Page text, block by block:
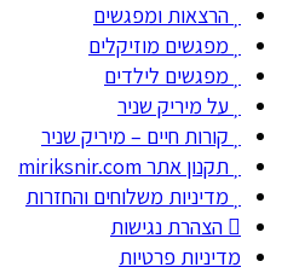
הרצאות ומפגשים
מפגשים מוזיקלים
מפגשים לילדים
על מיריק שניר
קורות חיים – מיריק שניר
תקנון אתר miriksnir.com
מדיניות משלוחים והחזרות
הצהרת נגישות
מדיניות פרטיות